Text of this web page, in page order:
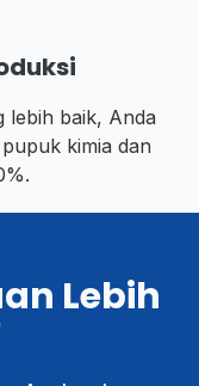
lebih baik, Anda
kimia dan
Lebih